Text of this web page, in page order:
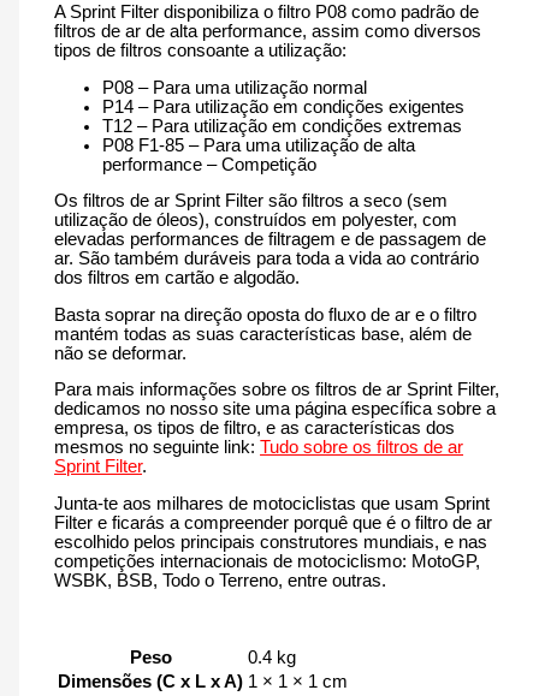
A Sprint Filter disponibiliza o filtro P08 como padrão de
filtros de ar de alta performance, assim como diversos
tipos de filtros consoante a utilização:
P08 – Para uma utilização normal
P14 – Para utilização em condições exigentes
T12 – Para utilização em condições extremas
P08 F1-85 – Para uma utilização de alta
performance – Competição
Os filtros de ar Sprint Filter são filtros a seco (sem
utilização de óleos), construídos em polyester, com
elevadas performances de filtragem e de passagem de
ar. São também duráveis para toda a vida ao contrário
dos filtros em cartão e algodão.
Basta soprar na direção oposta do fluxo de ar e o filtro
mantém todas as suas características base, além de
não se deformar.
Para mais informações sobre os filtros de ar Sprint Filter,
dedicamos no nosso site uma página específica sobre a
empresa, os tipos de filtro, e as características dos
mesmos no seguinte link:Tudo sobre os filtros de ar
Sprint Filter.
Junta-te aos milhares de motociclistas que usam Sprint
Filter e ficarás a compreender porquê que é o filtro de ar
escolhido pelos principais construtores mundiais, e nas
competições internacionais de motociclismo: MotoGP,
WSBK, BSB, Todo o Terreno, entre outras.
Peso
0.4 kg
Dimensões (C x L x A) 1 × 1 × 1 cm